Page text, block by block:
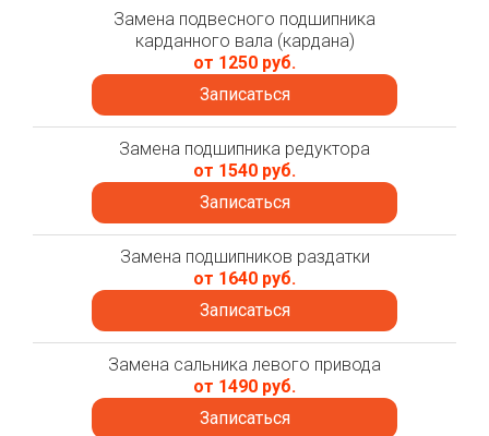
Замена подвесного подшипника
карданного вала (кардана)
от 1250 руб.
Записаться
Замена подшипника редуктора
от 1540 руб.
Записаться
Замена подшипников раздатки
от 1640 руб.
Записаться
Замена сальника левого привода
от 1490 руб.
Записаться